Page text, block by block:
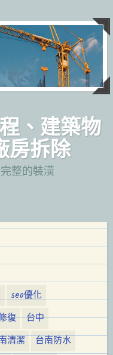
、建築物
房拆除
整的裝潢
seo優化
復
台中
清潔
台南防水